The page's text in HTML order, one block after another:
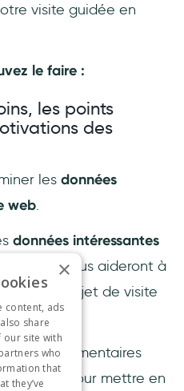
visite guidée en
le faire :
les points
des
les données
web.
données intéressantes
et qui vous aideront à
votre projet de visite
des commentaires
leur avis pour mettre en
×
content, ads
share
site with
who
that
they’ve